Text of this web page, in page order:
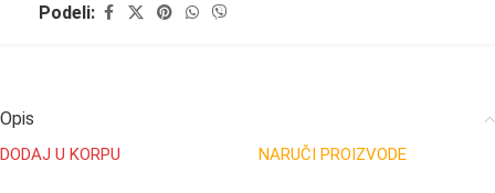
Podeli:
Opis
DODAJ U KORPU NARUČI PROIZVODE